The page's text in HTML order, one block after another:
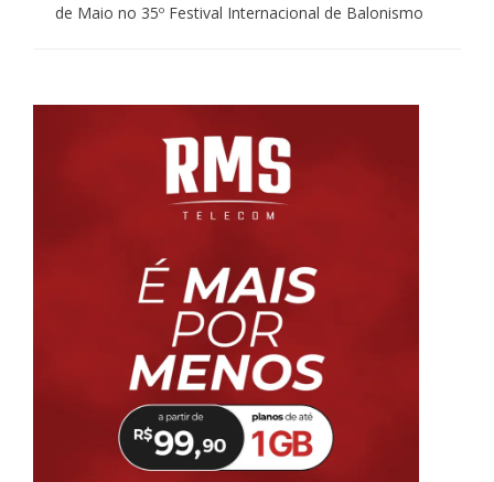
de Maio no 35º Festival Internacional de Balonismo